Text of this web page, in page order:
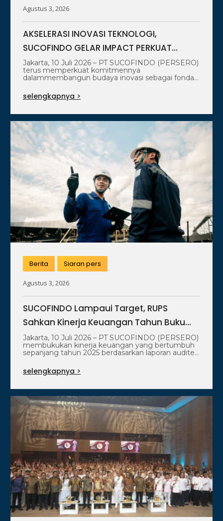
Agustus 3, 2026
AKSELERASI INOVASI TEKNOLOGI,
SUCOFINDO GELAR IMPACT PERKUAT
TRANSFORMASI LAYANAN TIC
BERTEKNOLOGI TINGGI
Jakarta, 10 Juli 2026 – PT SUCOFINDO (PERSERO)
terus memperkuat komitmennya
dalammembangun budaya inovasi sebagai fondasi
selengkapnya >
Berita Siaran pers
Agustus 3, 2026
SUCOFINDO Lampaui Target, RUPS
Sahkan Kinerja Keuangan Tahun Buku
2025
Jakarta, 10 Juli 2026 – PT SUCOFINDO (PERSERO)
membukukan kinerja keuangan yang bertumbuh
sepanjang tahun 2025 berdasarkan laporan audited
selengkapnya >